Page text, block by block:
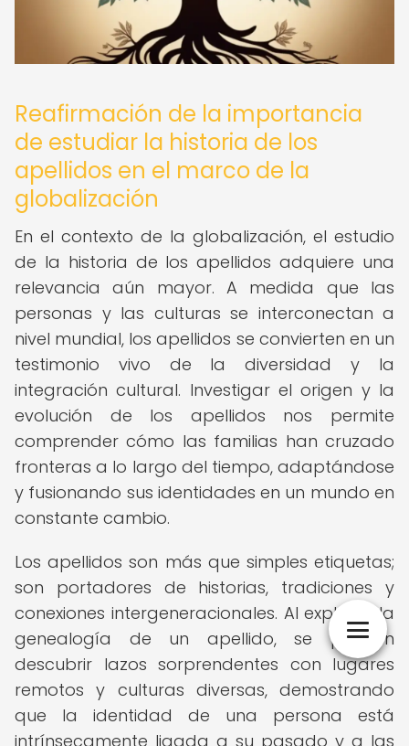
Reafirmación de la importancia
de estudiar la historia de los
apellidos en el marco de la
globalización
En el contexto de la globalización, el estudio
de la historia de los apellidos adquiere una
relevancia aún mayor. A medida que las
personas y las culturas se interconectan a
nivel mundial, los apellidos se convierten en un
testimonio vivo de la diversidad y la
integración cultural. Investigar el origen y la
evolución de los apellidos nos permite
comprender cómo las familias han cruzado
fronteras a lo largo del tiempo, adaptándose
y fusionando sus identidades en un mundo en
constante cambio.
Los apellidos son más que simples etiquetas;
son portadores de historias, tradiciones y
conexiones intergeneracionales. Al explorar la
genealogía de un apellido, se pueden
descubrir lazos sorprendentes con lugares
remotos y culturas diversas, demostrando
que la identidad de una persona está
intrínsecamente ligada a su pasado y a las